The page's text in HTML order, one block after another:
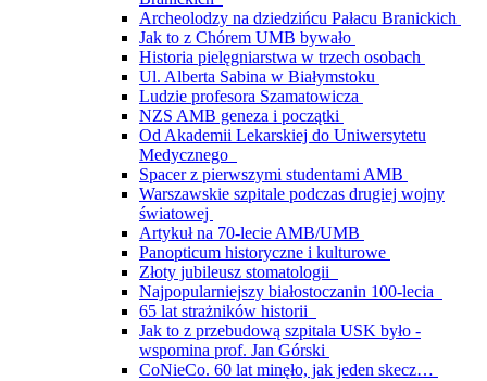
Archeolodzy na dziedzińcu Pałacu Branickich
Jak to z Chórem UMB bywało
Historia pielęgniarstwa w trzech osobach
Ul. Alberta Sabina w Białymstoku
Ludzie profesora Szamatowicza
NZS AMB geneza i początki
Od Akademii Lekarskiej do Uniwersytetu
Medycznego
Spacer z pierwszymi studentami AMB
Warszawskie szpitale podczas drugiej wojny
światowej
Artykuł na 70-lecie AMB/UMB
Panopticum historyczne i kulturowe
Złoty jubileusz stomatologii
Najpopularniejszy białostoczanin 100-lecia
65 lat strażników historii
Jak to z przebudową szpitala USK było -
wspomina prof. Jan Górski
CoNieCo. 60 lat minęło, jak jeden skecz…